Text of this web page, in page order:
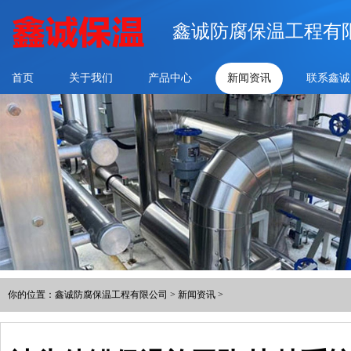
鑫诚防腐保温工程有
首页 关于我们 产品中心 新闻资讯 联系鑫诚
你的位置： 鑫诚防腐保温工程有限公司 > 新闻资讯 >